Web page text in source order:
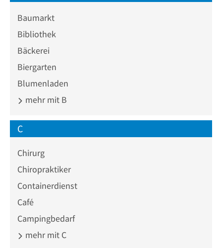
Baumarkt
Bibliothek
Bäckerei
Biergarten
Blumenladen
mehr mit B
C
Chirurg
Chiropraktiker
Containerdienst
Café
Campingbedarf
mehr mit C